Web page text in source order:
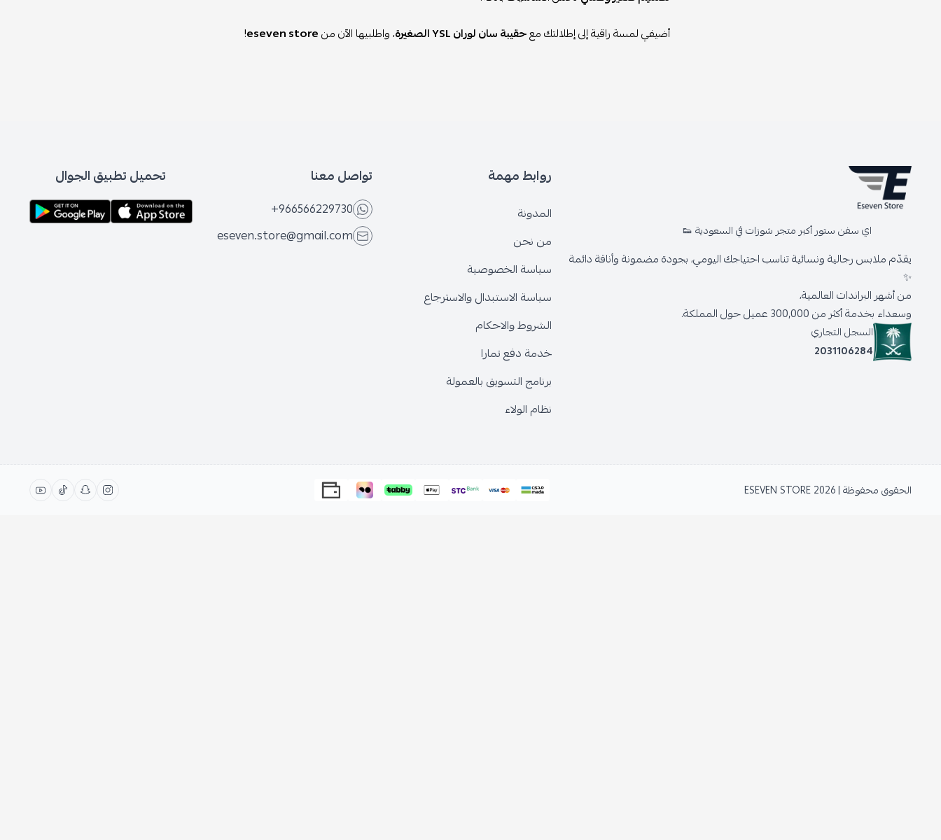
أضيفي لمسة راقية إلى إطلالتك معحقيبة سان لوران YSL الصغيرة ، واطلبيها الآن منeseven store
!
اي سفن ستور أكبر متجر شوزات في السعودية 👟
يقدّم ملابس رجالية ونسائية تناسب احتياجك اليومي، بجودة مضمونة وأناقة دائمة
✨
من أشهر البراندات العالمية،
وسعداء بخدمة أكثر من 300,000 عميل حول المملكة.
السجل التجاري
2031106284
روابط مهمة
المدونة
من نحن
سياسة الخصوصية
سياسة الاستبدال والاسترجاع
الشروط والاحكام
خدمة دفع تمارا
برنامج التسويق بالعمولة
نظام الولاء
تواصل معنا
+966566229730
eseven.store@gmail.com
تحميل تطبيق الجوال
الحقوق محفوظة | 2026 ESEVEN STORE